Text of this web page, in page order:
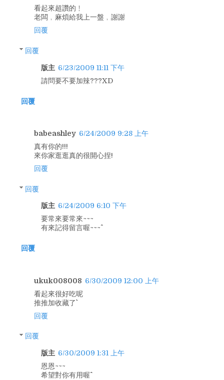
看起來超讚的﹗
老闆﹐麻煩給我上一盤﹐謝謝
回覆
回覆
版主 6/23/2009 11:11 下午
請問要不要加辣???XD
回覆
babeashley 6/24/2009 9:28 上午
真有你的!!!
來你家逛逛真的很開心捏!
回覆
回覆
版主 6/24/2009 6:10 下午
要常來要常來~~~
有來記得留言喔~~~^^
回覆
ukuk008008 6/30/2009 12:00 上午
看起來很好吃呢
推推加收藏了``
回覆
回覆
版主 6/30/2009 1:31 上午
恩恩~~~
希望對你有用喔^^